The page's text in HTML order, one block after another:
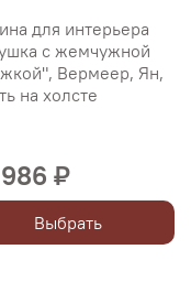
для интерьера
с жемчужной
Вермеер, Ян,
на холсте
986 ₽
Выбрать